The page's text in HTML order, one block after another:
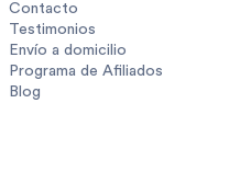
Contacto
Testimonios
Envío a domicilio
Programa de Afiliados
Blog